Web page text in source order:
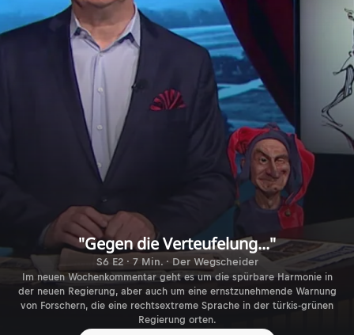
"Gegen die Verteufelung..."
S6 E2 · 7 Min. · Der Wegscheider
Im neuen Wochenkommentar geht es um die spürbare Harmonie in
der neuen Regierung, aber auch um eine ernstzunehmende Warnung
von Forschern, die eine rechtsextreme Sprache in der türkis-grünen
Regierung orten.